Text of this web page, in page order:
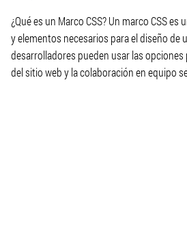
¿Qué es un Marco CSS? Un marco CSS
y elementos necesarios para el diseño de
desarrolladores pueden usar las
del sitio web y la colaboración en equipo